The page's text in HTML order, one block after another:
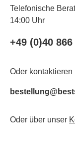
Telefonische
14:00 Uhr
+49 (0)40
Oder
Oder über unser